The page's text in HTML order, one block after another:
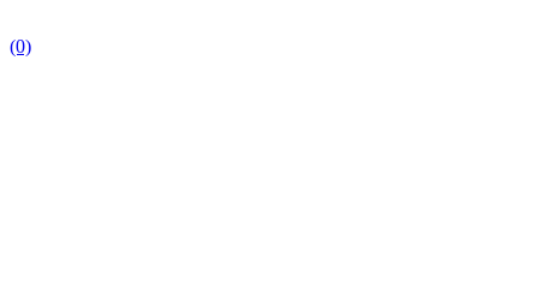
(0)